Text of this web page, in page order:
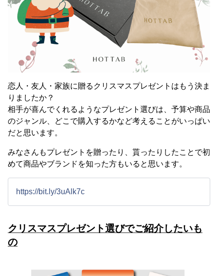
恋人・友人・家族に贈るクリスマスプレゼントはもう決ま
りましたか？
相手が喜んでくれるようなプレゼント選びは、予算や商品
のジャンル、どこで購入するかなど考えることがいっぱい
だと思います。
みなさんもプレゼントを贈ったり、貰ったりしたことで初
めて商品やブランドを知った方もいると思います。
https://bit.ly/3uAlk7c
クリスマスプレゼント選びでご紹介したいも
の